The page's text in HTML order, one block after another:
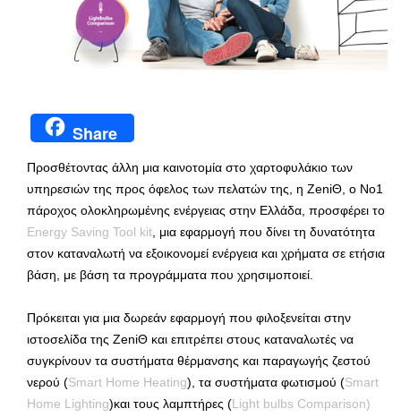
Share
Προσθέτοντας άλλη μια καινοτομία στο χαρτοφυλάκιο των
υπηρεσιών της προς όφελος των πελατών της, η ZeniΘ, ο Νο1
πάροχος ολοκληρωμένης ενέργειας στην Ελλάδα, προσφέρει το
Energy Saving Tool kit, μια εφαρμογή που δίνει τη δυνατότητα
στον καταναλωτή να εξοικονομεί ενέργεια και χρήματα σε ετήσια
βάση, με βάση τα προγράμματα που χρησιμοποιεί.
Πρόκειται για μια δωρεάν εφαρμογή που φιλοξενείται στην
ιστοσελίδα της ZeniΘ και επιτρέπει στους καταναλωτές να
συγκρίνουν τα συστήματα θέρμανσης και παραγωγής ζεστού
νερού (Smart Home Heating), τα συστήματα φωτισμού (Smart
Home Lighting)και τους λαμπτήρες (Light bulbs Comparison)